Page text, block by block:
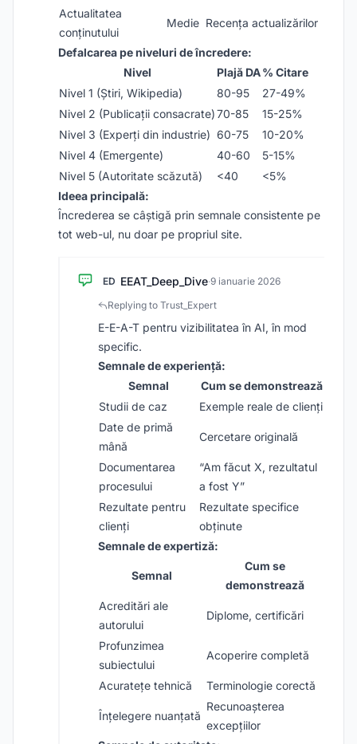
Actualitatea
conținutului
Medie Recența actualizărilor
Defalcarea pe niveluri de încredere:
Nivel
Plajă DA% Citare
Nivel 1 (Știri, Wikipedia)
80-95
27-49%
Nivel 2 (Publicații consacrate)70-85
15-25%
Nivel 3 (Experți din industrie) 60-75
10-20%
Nivel 4 (Emergente)
40-60
5-15%
Nivel 5 (Autoritate scăzută)
<40
<5%
Ideea principală:
Încrederea se câștigă prin semnale consistente pe
tot web-ul, nu doar pe propriul site.
ED EEAT_Deep_Dive·9 ianuarie 2026
Replying to Trust_Expert
E-E-A-T pentru vizibilitatea în AI, în mod
specific.
Semnale de experiență:
Semnal
Cum se demonstrează
Studii de caz
Exemple reale de clienți
Date de primă
mână
Cercetare originală
Documentarea
procesului
“Am făcut X, rezultatul
a fost Y”
Rezultate pentru
clienți
Rezultate specifice
obținute
Semnale de expertiză:
Semnal
Cum se
demonstrează
Acreditări ale
autorului
Diplome, certificări
Profunzimea
subiectului
Acoperire completă
Acuratețe tehnică Terminologie corectă
Înțelegere nuanțată
Recunoașterea
excepțiilor